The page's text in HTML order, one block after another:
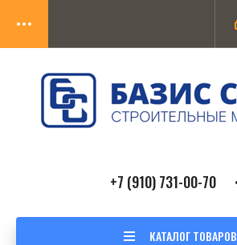
+7 (910) 731-00-70
КАТАЛОГ ТОВАРОВ